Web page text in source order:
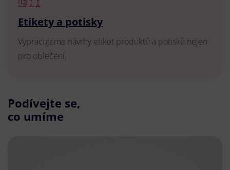
Etikety a potisky
Vypracujeme návrhy etiket produktů a potisků nejen
pro oblečení.
Podívejte se,
co umíme